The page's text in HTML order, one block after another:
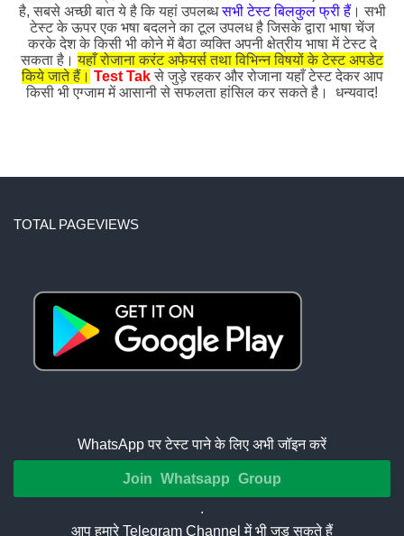
है, सबसे अच्छी बात ये है कि यहां उपलब्धसभी टेस्ट बिलकुल फ्री हैं। सभी
टेस्ट के ऊपर एक भषा बदलने का टूल उपलध है जिसके द्वारा भाषा चेंज
करके देश के किसी भी कोने में बैठा व्यक्ति अपनी क्षेत्रीय भाषा में टेस्ट दे
सकता है।यहाँ रोजाना करंट अफेयर्स तथा विभिन्न विषयों के टेस्ट अपडेट
किये जाते हैं। Test Takसे जुड़े रहकर और रोजाना यहाँ टेस्ट देकर आप
किसी भी एग्जाम में आसानी से सफलता हांसिल कर सकते है। धन्यवाद!
TOTAL PAGEVIEWS
WhatsApp पर टेस्ट पाने के लिए अभी जॉइन करें
Join Whatsapp Group
.
आप हमारे Telegram Channel में भी जुड़ सकते हैं